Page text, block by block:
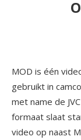
MOD is één
gebruikt in
met name de
formaat slaat
video op naast